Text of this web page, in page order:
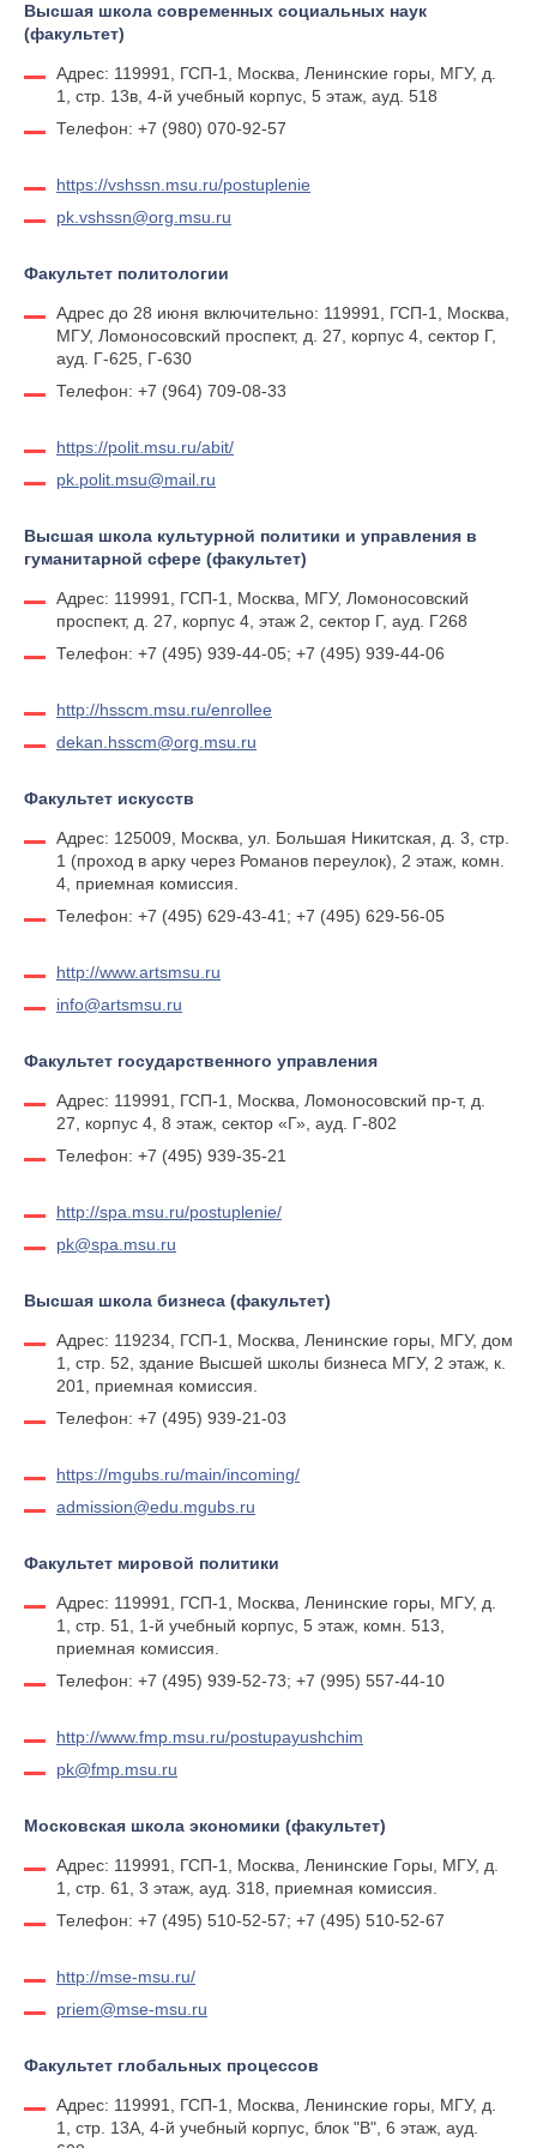
Высшая школа современных социальных наук
(факультет)
Адрес: 119991, ГСП-1, Москва, Ленинские горы, МГУ, д.
1, стр. 13в, 4-й учебный корпус, 5 этаж, ауд. 518
Телефон: +7 (980) 070-92-57
https://vshssn.msu.ru/postuplenie
pk.vshssn@org.msu.ru
Факультет политологии
Адрес до 28 июня включительно: 119991, ГСП-1, Москва,
МГУ, Ломоносовский проспект, д. 27, корпус 4, сектор Г,
ауд. Г-625, Г-630
Телефон: +7 (964) 709-08-33
https://polit.msu.ru/abit/
pk.polit.msu@mail.ru
Высшая школа культурной политики и управления в
гуманитарной сфере (факультет)
Адрес: 119991, ГСП-1, Москва, МГУ, Ломоносовский
проспект, д. 27, корпус 4, этаж 2, сектор Г, ауд. Г268
Телефон: +7 (495) 939-44-05; +7 (495) 939-44-06
http://hsscm.msu.ru/enrollee
dekan.hsscm@org.msu.ru
Факультет искусств
Адрес: 125009, Москва, ул. Большая Никитская, д. 3, стр.
1 (проход в арку через Романов переулок), 2 этаж, комн.
4, приемная комиссия.
Телефон: +7 (495) 629-43-41; +7 (495) 629-56-05
http://www.artsmsu.ru
info@artsmsu.ru
Факультет государственного управления
Адрес: 119991, ГСП-1, Москва, Ломоносовский пр-т, д.
27, корпус 4, 8 этаж, сектор «Г», ауд. Г-802
Телефон: +7 (495) 939-35-21
http://spa.msu.ru/postuplenie/
pk@spa.msu.ru
Высшая школа бизнеса (факультет)
Адрес: 119234, ГСП-1, Москва, Ленинские горы, МГУ, дом
1, стр. 52, здание Высшей школы бизнеса МГУ, 2 этаж, к.
201, приемная комиссия.
Телефон: +7 (495) 939-21-03
https://mgubs.ru/main/incoming/
admission@edu.mgubs.ru
Факультет мировой политики
Адрес: 119991, ГСП-1, Москва, Ленинские горы, МГУ, д.
1, стр. 51, 1-й учебный корпус, 5 этаж, комн. 513,
приемная комиссия.
Телефон: +7 (495) 939-52-73; +7 (995) 557-44-10
http://www.fmp.msu.ru/postupayushchim
pk@fmp.msu.ru
Московская школа экономики (факультет)
Адрес: 119991, ГСП-1, Москва, Ленинские Горы, МГУ, д.
1, стр. 61, 3 этаж, ауд. 318, приемная комиссия.
Телефон: +7 (495) 510-52-57; +7 (495) 510-52-67
http://mse-msu.ru/
priem@mse-msu.ru
Факультет глобальных процессов
Адрес: 119991, ГСП-1, Москва, Ленинские горы, МГУ, д.
1, стр. 13А, 4-й учебный корпус, блок "В", 6 этаж, ауд.